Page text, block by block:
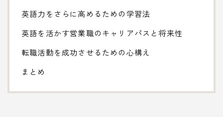
英語力をさらに高めるための学習法
英語を活かす営業職のキャリアパスと将来性
転職活動を成功させるための心構え
まとめ